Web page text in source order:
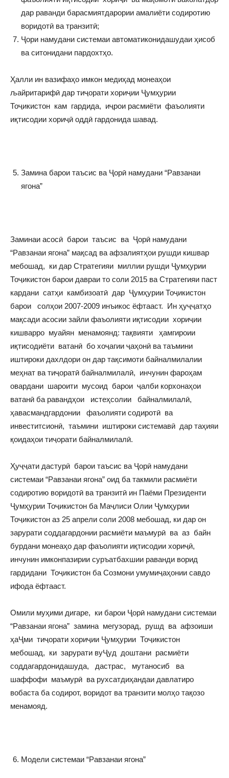
дар раванди барасмиятдарории амалиёти содиротию
воридотӣ ва транзитӣ;
Ҷори намудани системаи автоматиконидашудаи ҳисоб
ва ситонидани пардохтҳо.
Ҳалли ин вазифаҳо имкон медиҳад монеаҳои
љайритарифӣ дар тиҷорати хориҷии Ҷумҳурии
Тоҷикистон кам гардида, иҷрои расмиёти фаъолияти
иқтисодии хориҷӣ оддӣ гардонида шавад.
Замина барои таъсис ва Ҷорӣ намудани “Равзанаи
ягона”
Заминаи асосӣ барои таъсис ва Ҷорӣ намудани
“Равзанаи ягона” мақсад ва афзалиятҳои рушди кишвар
мебошад, ки дар Стратегияи миллии рушди Ҷумҳурии
Тоҷикистон барои давраи то соли 2015 ва Стратегияи паст
кардани сатҳи камбизоатӣ дар Ҷумҳурии Тоҷикистон
барои солҳои 2007-2009 инъикос ёфтааст. Ин ҳуҷҷатҳо
мақсади асосии зайли фаъолияти иқтисодии хориҷии
кишварро муайян менамоянд: тақвияти ҳамгироии
иқтисодиёти ватанӣ бо хоҷагии ҷаҳонӣ ва таъмини
иштироки дахлдори он дар тақсимоти байналмилалии
меҳнат ва тиҷоратӣ байналмилалӣ, инчунин фароҳам
овардани шароити мусоид барои ҷалби корхонаҳои
ватанӣ ба равандҳои истеҳсолии байналмилалӣ,
ҳавасмандгардонии фаъолияти содиротӣ ва
инвеститсионӣ, таъмини иштироки системавӣ дар таҳияи
қоидаҳои тиҷорати байналмилалӣ.
Ҳуҷҷати дастурӣ барои таъсис ва Ҷорӣ намудани
системаи “Равзанаи ягона” оид ба такмили расмиёти
содиротию воридотӣ ва транзитӣ ин Паёми Президенти
Ҷумҳурии Тоҷикистон ба Маҷлиси Олии Ҷумҳурии
Тоҷикистон аз 25 апрели соли 2008 мебошад, ки дар он
зарурати соддагардонии расмиёти маъмурӣ ва аз байн
бурдани монеаҳо дар фаъолияти иқтисодии хориҷӣ,
инчунин имконпазирии суръатбахшии раванди ворид
гардидани Тоҷикистон ба Созмони умумиҷаҳонии савдо
ифода ёфтааст.
Омили муҳими дигаре, ки барои Ҷорӣ намудани системаи
“Равзанаи ягона” замина мегузорад, рушд ва афзоиши
ҳаҶми тиҷорати хориҷии Ҷумҳурии Тоҷикистон
мебошад, ки зарурати вуҶуд доштани расмиёти
соддагардонидашуда, дастрас, мутаносиб ва
шаффофи маъмурӣ ва рухсатдиҳандаи давлатиро
вобаста ба содирот, воридот ва транзити молҳо тақозо
менамояд.
Модели системаи “Равзанаи ягона”